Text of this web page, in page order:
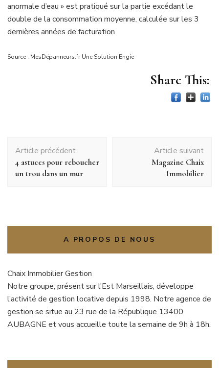
anormale d’eau » est pratiqué sur la partie excédant le
double de la consommation moyenne, calculée sur les 3
dernières années de facturation.
Source : MesDépanneurs.fr Une Solution Engie
Share This:
d'article
Article précédent
4 astuces pour reboucher
un trou dans un mur
Article suivant
Magazine Chaix
Immobilier
A PROPOS DE NOUS
Chaix Immobilier Gestion
Notre groupe, présent sur l’Est Marseillais, développe
l’activité de gestion locative depuis 1998. Notre agence de
gestion se situe au 23 rue de la République 13400
AUBAGNE et vous accueille toute la semaine de 9h à 18h.